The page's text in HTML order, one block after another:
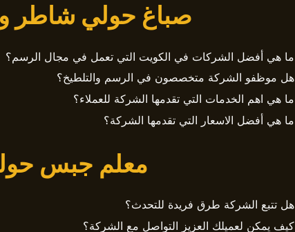
صباغ حولي شاطر
ما هي أفضل الشركات في الكويت التي تعمل في مجال الرسم؟
هل موظفو الشركة متخصصون في الرسم والتلطيخ؟
ما هي اهم الخدمات التي تقدمها الشركة للعملاء؟
ما هي أفضل الاسعار التي تقدمها الشركة؟
معلم جبس
هل تتبع الشركة طرق فريدة للتحدث؟
كيف يمكن لعميلك العزيز التواصل مع الشركة؟